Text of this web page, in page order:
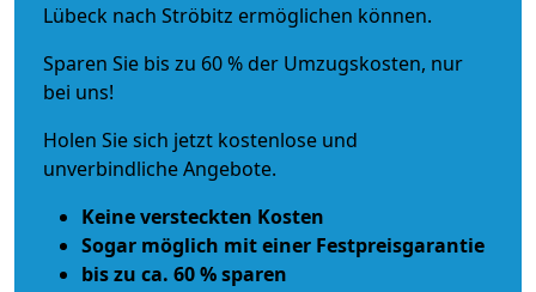
Lübeck nach Ströbitz ermöglichen können.
Sparen Sie bis zu 60 % der Umzugskosten, nur
bei uns!
Holen Sie sich jetzt kostenlose und
unverbindliche Angebote.
Keine versteckten Kosten
Sogar möglich mit einer Festpreisgarantie
bis zu ca. 60 % sparen